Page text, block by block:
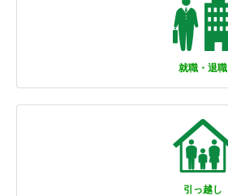
就職・退職
引っ越し